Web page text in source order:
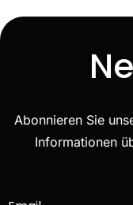
Abonnieren Sie
Informationen